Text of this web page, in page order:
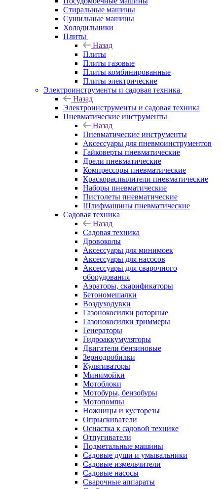
Стиральные машины
Сушильные машины
Холодильники
Плиты
Назад
Плиты
Плиты газовые
Плиты комбинированные
Плиты электрические
Электроинструменты и садовая техника
Назад
Электроинструменты и садовая техника
Пневматические инструменты
Назад
Пневматические инструменты
Аксессуары для пневмоинструментов
Гайковерты пневматические
Дрели пневматические
Компрессоры пневматические
Краскораспылители пневматические
Наборы пневматические
Пистолеты пневматические
Шлифмашины пневматические
Садовая техника
Назад
Садовая техника
Дровоколы
Аксессуары для минимоек
Аксессуары для насосов
Аксессуары для сварочного
оборудования
Аэраторы, скарификаторы
Бетономешалки
Воздуходувки
Газонокосилки роторные
Газонокосилки триммеры
Генераторы
Гидроаккумуляторы
Двигатели бензиновые
Зернодробилки
Культиваторы
Минимойки
Мотоблоки
Мотобуры, бензобуры
Мотопомпы
Ножницы и кусторезы
Опрыскиватели
Оснастка к садовой технике
Отпугиватели
Подметальные машины
Садовые души и умывальники
Садовые измельчители
Садовые насосы
Сварочные аппараты